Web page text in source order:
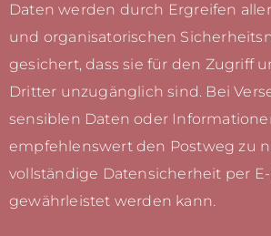
Daten werden durch Ergreifen
und organisatorischen
gesichert, dass sie für den Zugriff
Dritter unzugänglich sind. Bei
sensiblen Daten oder
empfehlenswert den Postweg zu
vollständige Datensicherheit per
gewährleistet werden kann.